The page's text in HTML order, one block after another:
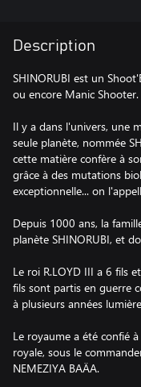
Description
SHINORUBI est un
ou encore Manic Shooter.
Il y a dans l'univers, une
seule planète, nommée
cette matière confère à
grâce à des mutations
exceptionnelle... on
Depuis 1000 ans, la
planète SHINORUBI, et
Le roi R.LOYD III a 6 fils
fils sont partis en guerre
à plusieurs années
Le royaume a été confié
royale, sous le
NEMEZIYA BAÄA.